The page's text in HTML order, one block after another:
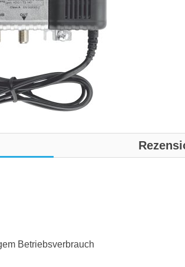
Betriebsverbrauch